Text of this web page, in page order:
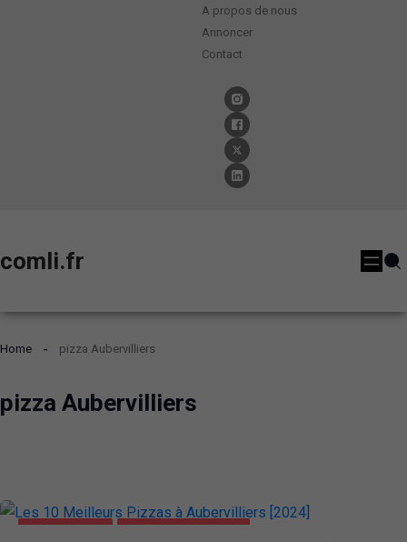
A propos de nous
Annoncer
Contact
comli.fr
Home pizza Aubervilliers
pizza Aubervilliers
ALIMENTATION PIZZA AUBERVILLIERS